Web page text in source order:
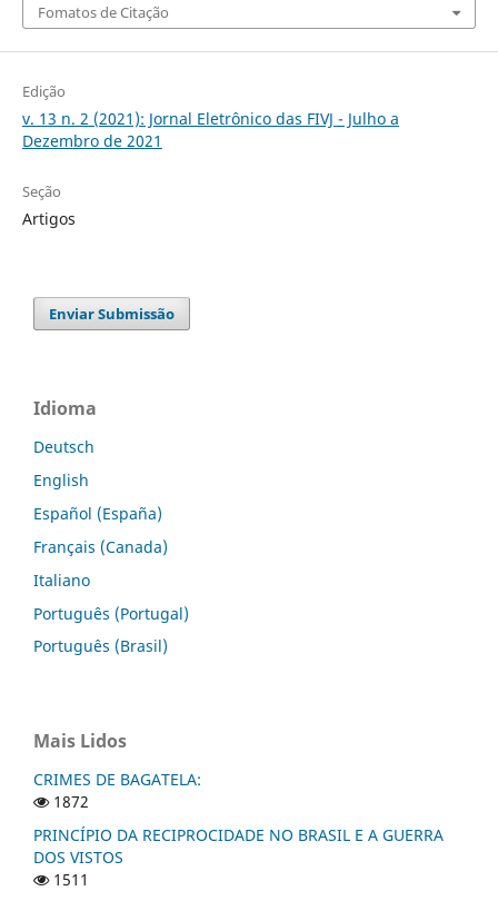
Fomatos de Citação
Edição
v. 13 n. 2 (2021): Jornal Eletrônico das FIVJ - Julho a
Dezembro de 2021
Seção
Artigos
Enviar Submissão
Idioma
Deutsch
English
Español (España)
Français (Canada)
Italiano
Português (Portugal)
Português (Brasil)
Mais Lidos
CRIMES DE BAGATELA:
1872
PRINCÍPIO DA RECIPROCIDADE NO BRASIL E A GUERRA
DOS VISTOS
1511